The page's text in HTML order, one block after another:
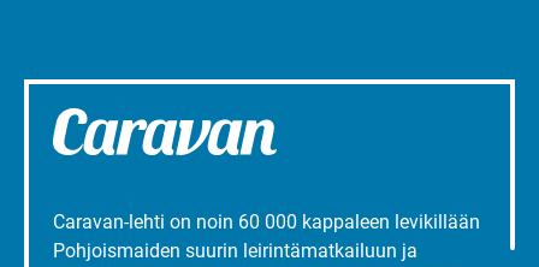
Caravan-lehti on noin 60 000 kappaleen levikillään
Pohjoismaiden suurin leirintämatkailuun ja